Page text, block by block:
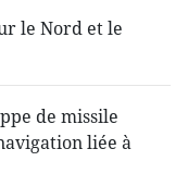
le Nord et le
de missile
liée à